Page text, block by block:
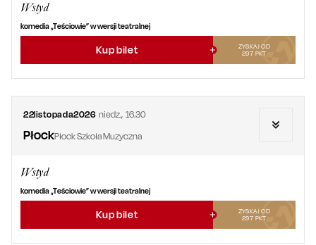
Wstyd
komedia „Teściowie” w wersji teatralnej
Kup bilet
ZYSKAJ OD
297 PKT
22listopada2026 niedz.,16.30
PłockPłock Szkoła Muzyczna
Wstyd
komedia „Teściowie” w wersji teatralnej
Kup bilet
ZYSKAJ OD
297 PKT